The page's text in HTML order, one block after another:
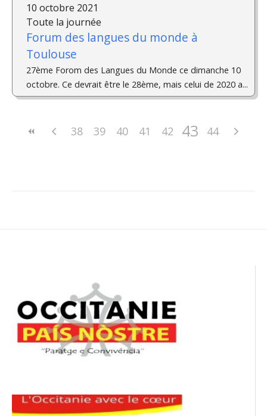
10 octobre 2021
Toute la journée
Forum des langues du monde à
Toulouse
27ème Forom des Langues du Monde ce dimanche 10
octobre. Ce devrait être le 28ème, mais celui de 2020 a...
38 39 40 41 42 43 44